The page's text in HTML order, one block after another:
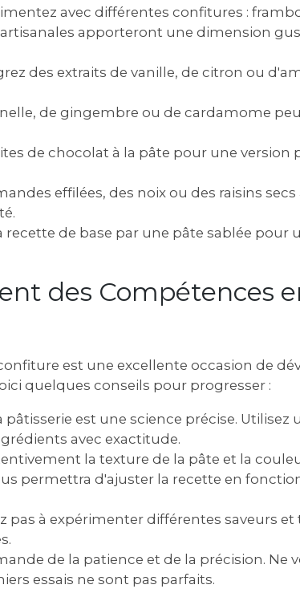
avec différentes confitures :
apporteront une dimension
des extraits de vanille, de citron ou
de gingembre ou de cardamome
de chocolat à la pâte pour une version
effilées, des noix ou des raisins
recette de base par une pâte sablée pour
des Compétences
est une excellente occasion de
quelques conseils pour progresser :
pâtisserie est une science précise. Utilisez
avec exactitude.
la texture de la pâte et la
permettra d'ajuster la recette en
pas à expérimenter différentes saveurs et
de la patience et de la précision. Ne
essais ne sont pas parfaits.